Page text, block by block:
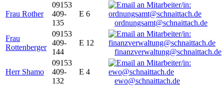
Frau Rother
09153
409-
135
E 6
ordnungsamt@schnaittach.de
Frau
Rottenberger
09153
409-
144
E 12
finanzverwaltung@schnaittach.de
Herr Shamo
09153
409-
132
E 4
ewo@schnaittach.de